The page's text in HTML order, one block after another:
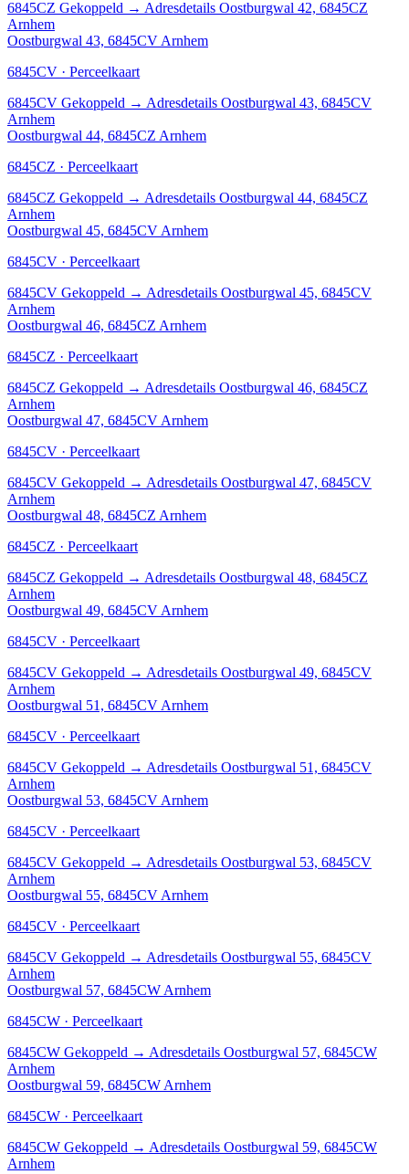
6845CZ Gekoppeld → Adresdetails Oostburgwal 42, 6845CZ
Arnhem
Oostburgwal 43, 6845CV Arnhem
6845CV · Perceelkaart
6845CV Gekoppeld → Adresdetails Oostburgwal 43, 6845CV
Arnhem
Oostburgwal 44, 6845CZ Arnhem
6845CZ · Perceelkaart
6845CZ Gekoppeld → Adresdetails Oostburgwal 44, 6845CZ
Arnhem
Oostburgwal 45, 6845CV Arnhem
6845CV · Perceelkaart
6845CV Gekoppeld → Adresdetails Oostburgwal 45, 6845CV
Arnhem
Oostburgwal 46, 6845CZ Arnhem
6845CZ · Perceelkaart
6845CZ Gekoppeld → Adresdetails Oostburgwal 46, 6845CZ
Arnhem
Oostburgwal 47, 6845CV Arnhem
6845CV · Perceelkaart
6845CV Gekoppeld → Adresdetails Oostburgwal 47, 6845CV
Arnhem
Oostburgwal 48, 6845CZ Arnhem
6845CZ · Perceelkaart
6845CZ Gekoppeld → Adresdetails Oostburgwal 48, 6845CZ
Arnhem
Oostburgwal 49, 6845CV Arnhem
6845CV · Perceelkaart
6845CV Gekoppeld → Adresdetails Oostburgwal 49, 6845CV
Arnhem
Oostburgwal 51, 6845CV Arnhem
6845CV · Perceelkaart
6845CV Gekoppeld → Adresdetails Oostburgwal 51, 6845CV
Arnhem
Oostburgwal 53, 6845CV Arnhem
6845CV · Perceelkaart
6845CV Gekoppeld → Adresdetails Oostburgwal 53, 6845CV
Arnhem
Oostburgwal 55, 6845CV Arnhem
6845CV · Perceelkaart
6845CV Gekoppeld → Adresdetails Oostburgwal 55, 6845CV
Arnhem
Oostburgwal 57, 6845CW Arnhem
6845CW · Perceelkaart
6845CW Gekoppeld → Adresdetails Oostburgwal 57, 6845CW
Arnhem
Oostburgwal 59, 6845CW Arnhem
6845CW · Perceelkaart
6845CW Gekoppeld → Adresdetails Oostburgwal 59, 6845CW
Arnhem